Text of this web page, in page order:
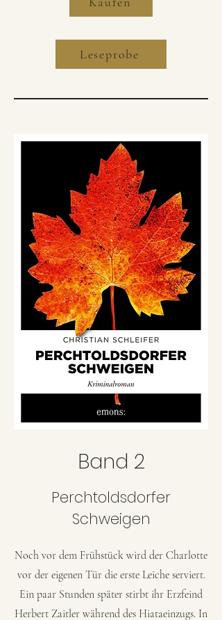
Leseprobe
Band 2
Perchtoldsdorfer
Schweigen
Noch vor dem Frühstück wird der Charlotte
vor der eigenen Tür die erste Leiche serviert.
Ein paar Stunden später stirbt ihr Erzfeind
Herbert Zaitler während des Hiataeinzugs. In